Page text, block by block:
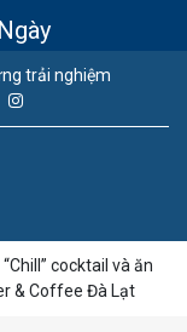
trải nghiệm
“Chill” cocktail và ăn
& Coffee Đà Lạt